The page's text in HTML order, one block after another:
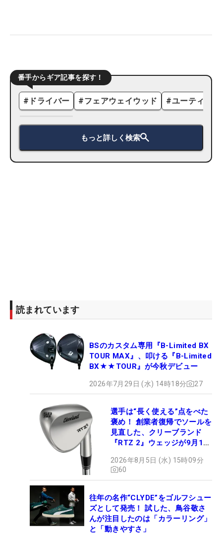
番手からギア記事を探す！
# ドライバー #フェアウェイウッド #ユーティリ
もっと詳しく検索
読まれています
BSのカスタム専用『B-Limited BX
TOUR MAX』、叩ける『B-Limited
BX★★TOUR』が今秋デビュー
2026年7月29日 (水) 14時18分 27
選手は“長く使える”点をべた
褒め！ 創業者復帰でソールを
見直した、クリーブランド
『RTZ 2』ウェッジが9月12
2026年8月5日 (水) 15時09分
60
往年の名作“CLYDE”をゴルフシュー
ズとして発売！ 試した、鳥谷敬さ
んが注目したのは「カラーリング」
と「動きやすさ」